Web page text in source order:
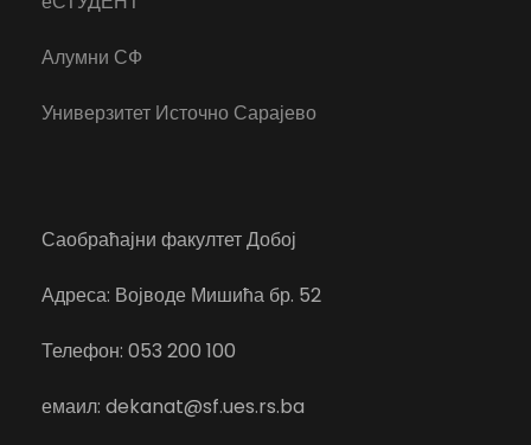
Алумни СФ
Универзитет Источно Сарајево
Саобраћајни факултет Добој
Адреса: Војводе Мишића бр. 52
Телефон: 053 200 100
емаил: dekanat@sf.ues.rs.ba